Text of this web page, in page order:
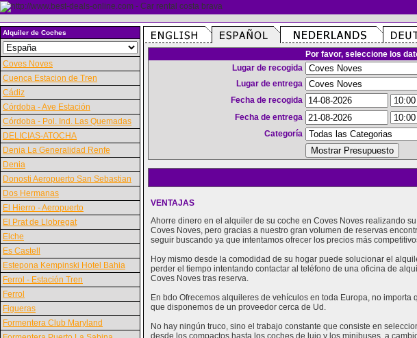
Alquiler de Coches
Coves Noves
Cuenca Estacion de Tren
Cádiz
Córdoba - Ave Estación
Córdoba - Pol. Ind. Las Quemadas
DELICIAS-ATOCHA
Denia La Generalidad Renfe
Denia
Donosti Aeropuerto San Sebastian
Dos Hermanas
El Hierro - Aeropuerto
El Prat de Llobregat
Elche
Es Castell
Estepona Kempinski Hotel Bahia
Ferrol - Estación Tren
Ferrol
Figueras
Formentera Club Maryland
Por favor, seleccione los
Lugar de recogida
Lugar de entrega
Fecha de recogida
Fecha de entrega
Categoría
VENTAJAS
Ahorre dinero en el alquiler de su coche en Coves Noves realizando
Coves Noves, pero gracias a nuestro gran volumen de reservas
seguir buscando ya que intentamos ofrecer los precios más
Hoy mismo desde la comodidad de su hogar puede solucionar el
perder el tiempo intentando contactar al teléfono de una oficina de
Coves Noves tras reserva.
En bdo Ofrecemos alquileres de vehículos en toda Europa, no
que disponemos de un proveedor cerca de Ud.
No hay ningún truco, sino el trabajo constante que consiste en
desde los compactos hasta los coches de lujo y los minibuses, a